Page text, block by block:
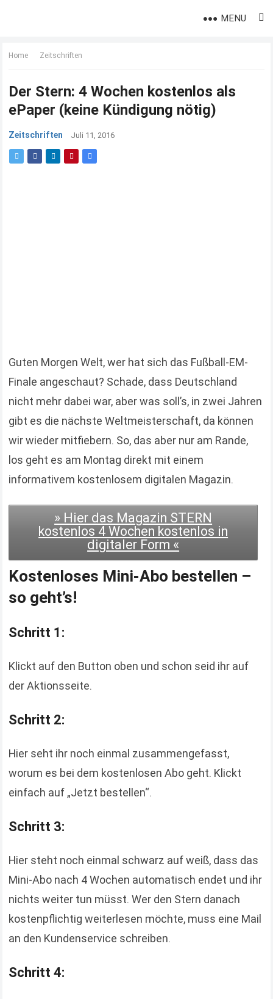
MENU
Home Zeitschriften
Der Stern: 4 Wochen kostenlos als
ePaper (keine Kündigung nötig)
Zeitschriften Juli 11, 2016
Guten Morgen Welt, wer hat sich das Fußball-EM-
Finale angeschaut? Schade, dass Deutschland
nicht mehr dabei war, aber was soll’s, in zwei Jahren
gibt es die nächste Weltmeisterschaft, da können
wir wieder mitfiebern. So, das aber nur am Rande,
los geht es am Montag direkt mit einem
informativem kostenlosem digitalen Magazin.
» Hier das Magazin STERN
kostenlos 4 Wochen kostenlos in
digitaler Form «
Kostenloses Mini-Abo bestellen –
so geht’s!
Schritt 1:
Klickt auf den Button oben und schon seid ihr auf
der Aktionsseite.
Schritt 2:
Hier seht ihr noch einmal zusammengefasst,
worum es bei dem kostenlosen Abo geht. Klickt
einfach auf „Jetzt bestellen“.
Schritt 3:
Hier steht noch einmal schwarz auf weiß, dass das
Mini-Abo nach 4 Wochen automatisch endet und ihr
nichts weiter tun müsst. Wer den Stern danach
kostenpflichtig weiterlesen möchte, muss eine Mail
an den Kundenservice schreiben.
Schritt 4: